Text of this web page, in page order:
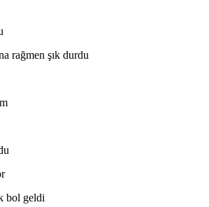
rağmen şık durdu
bol geldi